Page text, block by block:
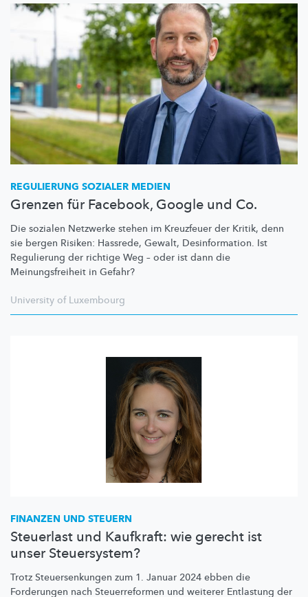
REGULIERUNG SOZIALER MEDIEN
Grenzen für Facebook, Google und Co.
Die sozialen Netzwerke stehen im Kreuzfeuer der Kritik, denn
sie bergen Risiken: Hassrede, Gewalt, Desinformation. Ist
Regulierung der richtige Weg – oder ist dann die
Meinungsfreiheit in Gefahr?
University of Luxembourg
FINANZEN UND STEUERN
Steuerlast und Kaufkraft: wie gerecht ist
unser Steuersystem?
Trotz Steuersenkungen zum 1. Januar 2024 ebben die
Forderungen nach Steuerreformen und weiterer Entlastung der